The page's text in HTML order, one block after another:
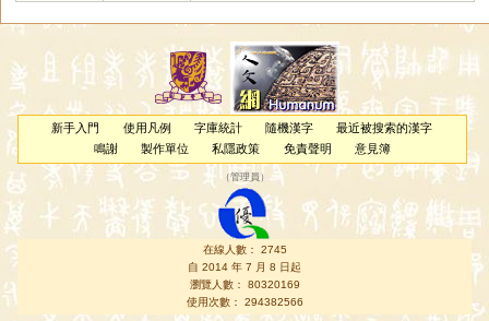
新手入門 使用凡例 字庫統計 隨機漢字
最近被搜索的漢字
鳴謝
製作單位 私隱政策 免責聲明 意見簿
（管理員 ）
在線人數： 2745
自 2014 年 7 月 8 日起
瀏覽人數： 80320169
使用次數： 294382566